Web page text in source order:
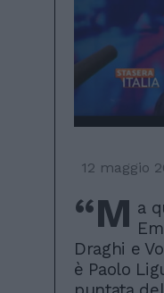
12 maggio
“M a
Draghi e
è Paolo